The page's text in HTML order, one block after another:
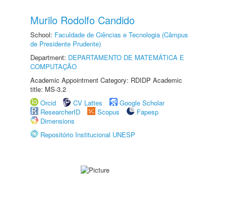
Murilo Rodolfo Candido
School: Faculdade de Ciências e Tecnologia (Câmpus
de Presidente Prudente)
Department: DEPARTAMENTO DE MATEMÁTICA E
COMPUTAÇÃO
Academic Appointment Category: RDIDP Academic
title: MS-3.2
Orcid
CV Lattes
Google Scholar
ResearcherID
Scopus
Fapesp
Dimensions
Repositório Institucional UNESP